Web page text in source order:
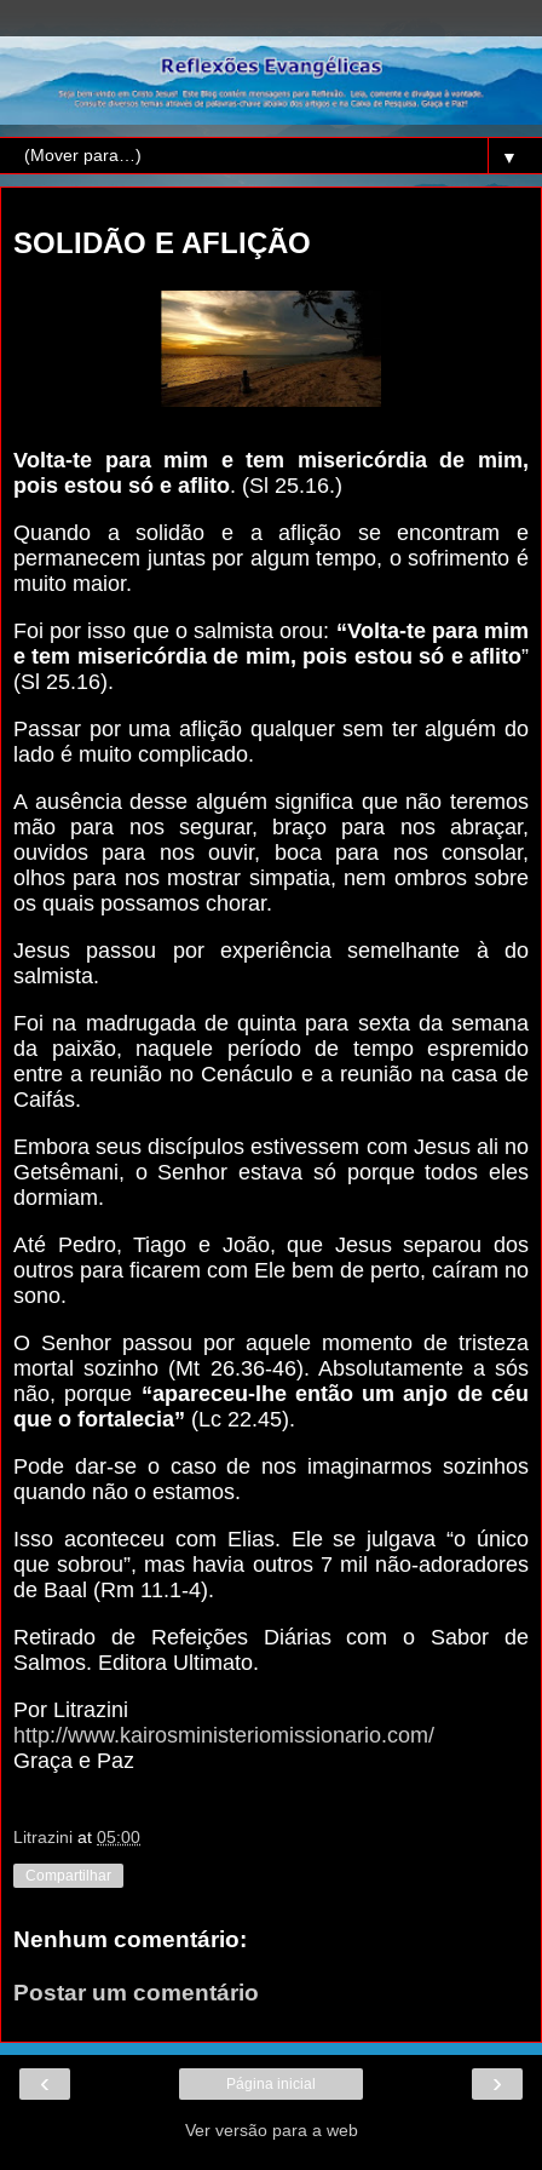
▼
SOLIDÃO E AFLIÇÃO
Volta-te para mim e tem misericórdia de mim,
pois estou só e aflito. (Sl 25.16.)
Quando a solidão e a aflição se encontram e
permanecem juntas por algum tempo, o sofrimento é
muito maior.
Foi por isso que o salmista orou: “Volta-te para mim
e tem misericórdia de mim, pois estou só e aflito”
(Sl 25.16).
Passar por uma aflição qualquer sem ter alguém do
lado é muito complicado.
A ausência desse alguém significa que não teremos
mão para nos segurar, braço para nos abraçar,
ouvidos para nos ouvir, boca para nos consolar,
olhos para nos mostrar simpatia, nem ombros sobre
os quais possamos chorar.
Jesus passou por experiência semelhante à do
salmista.
Foi na madrugada de quinta para sexta da semana
da paixão, naquele período de tempo espremido
entre a reunião no Cenáculo e a reunião na casa de
Caifás.
Embora seus discípulos estivessem com Jesus ali no
Getsêmani, o Senhor estava só porque todos eles
dormiam.
Até Pedro, Tiago e João, que Jesus separou dos
outros para ficarem com Ele bem de perto, caíram no
sono.
O Senhor passou por aquele momento de tristeza
mortal sozinho (Mt 26.36-46). Absolutamente a sós
não, porque “apareceu-lhe então um anjo de céu
que o fortalecia” (Lc 22.45).
Pode dar-se o caso de nos imaginarmos sozinhos
quando não o estamos.
Isso aconteceu com Elias. Ele se julgava “o único
que sobrou”, mas havia outros 7 mil não-adoradores
de Baal (Rm 11.1-4).
Retirado de Refeições Diárias com o Sabor de
Salmos. Editora Ultimato.
Por Litrazini
http://www.kairosministeriomissionario.com/
Graça e Paz
Litrazini at 05:00
Compartilhar
Nenhum comentário:
Postar um comentário
‹ ›
Página inicial
Ver versão para a web